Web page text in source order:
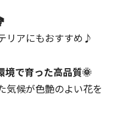
リアにもおすすめ♪
境で育った高品質🌞
候が色艶のよい花を